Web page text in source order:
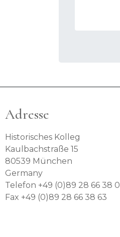
Adresse
Historisches Kolleg
Kaulbachstraße 15
80539 München
Germany
Telefon +49 (0)89 28 66 38 0
Fax +49 (0)89 28 66 38 63